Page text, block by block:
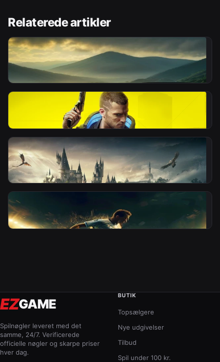
Relaterede artikler
NYHED
Hvor finder du billigste Euro Truck Simulator 2
nøgle?
EZGAME Redaktionenfor 6 dage siden
Hvor køber du billigst Cyberpunk 2077 nøgle i dag?
EZGAME Redaktionenfor 13 dage siden
NYHED
Hvordan Scorer Du En Hogwarts Legacy Nøgle Til
Lavpris?
AfEZGAME Redaktionenfor 19 dage siden
NYHED
Hvor køber du EA Sports FC nøgle billigst lige nu?
AfEZGAME Redaktionen for 25 dage siden
EZGAME
Spilnøgler leveret med det
samme, 24/7. Verificerede
officielle nøgler og skarpe priser
hver dag.
BUTIK
Topsælgere
Nye udgivelser
Tilbud
Spil under 100 kr.